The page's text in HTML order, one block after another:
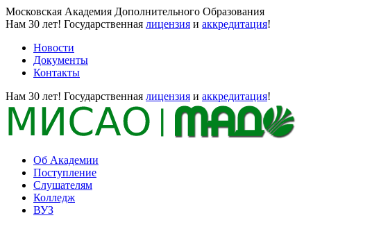
Московская Академия Дополнительного Образования
Нам 30 лет! Государственная лицензия и аккредитация!
Новости
Документы
Контакты
Нам 30 лет! Государственная лицензия и аккредитация!
Об Академии
Поступление
Слушателям
Колледж
ВУЗ